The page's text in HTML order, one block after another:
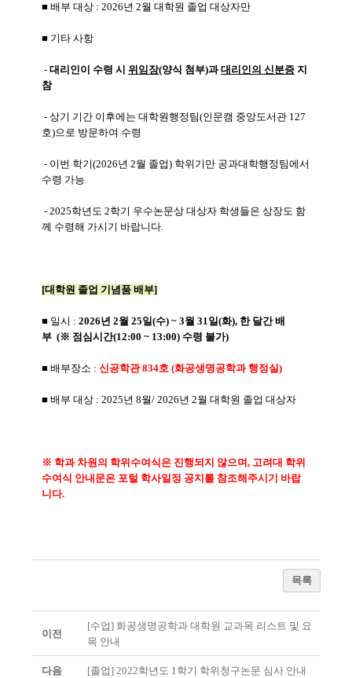
■ 배부 대상 : 2026년 2월 대학원 졸업 대상자만
■ 기타 사항
- 대리인이 수령 시 위임장(양식 첨부)과대리인의 신분증 지
참
- 상기 기간 이후에는 대학원행정팀(인문캠 중앙도서관 127
호)으로 방문하여 수령
- 이번 학기(2026년 2월 졸업) 학위기만 공과대학행정팀에서
수령 가능
- 2025학년도 2학기 우수논문상 대상자 학생들은 상장도 함
께 수령해 가시기 바랍니다.
[대학원 졸업 기념품 배부]
■ 일시 : 2026년 2월 25일(수) ~ 3월 31일(화), 한 달간 배
부 (※ 점심시간(12:00 ~ 13:00) 수령 불가)
■ 배부장소 : 신공학관 834호 (화공생명공학과 행정실)
■ 배부 대상 : 2025년 8월/ 2026년 2월 대학원 졸업 대상자
※ 학과 차원의 학위수여식은 진행되지 않으며, 고려대 학위
수여식 안내문은 포털 학사일정 공지를 참조해주시기 바랍
니다.
목록
이전
[수업] 화공생명공학과 대학원 교과목 리스트 및 요
목 안내
다음 [졸업] 2022학년도 1학기 학위청구논문 심사 안내